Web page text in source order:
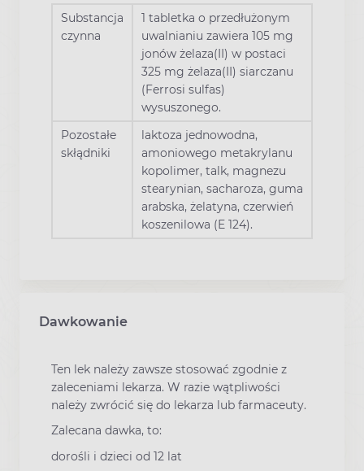
Substancja
czynna
1 tabletka o przedłużonym
uwalnianiu zawiera 105 mg
jonów żelaza(II) w postaci
325 mg żelaza(II) siarczanu
(Ferrosi sulfas)
wysuszonego.
Pozostałe
skłądniki
laktoza jednowodna,
amoniowego metakrylanu
kopolimer, talk, magnezu
stearynian, sacharoza, guma
arabska, żelatyna, czerwień
koszenilowa (E 124).
Dawkowanie
Ten lek należy zawsze stosować zgodnie z
zaleceniami lekarza. W razie wątpliwości
należy zwrócić się do lekarza lub farmaceuty.
Zalecana dawka, to:
dorośli i dzieci od 12 lat